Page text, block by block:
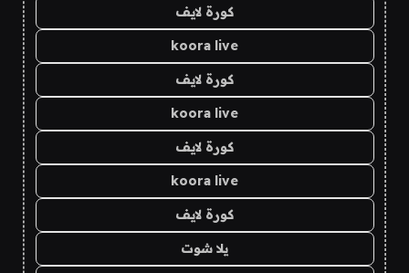
كورة لايف
koora live
كورة لايف
koora live
كورة لايف
koora live
كورة لايف
يلا شوت